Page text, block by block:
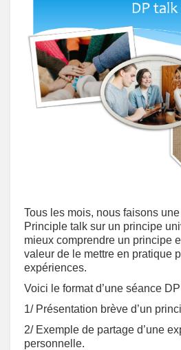
Tous les mois, nous faisons
Principle talk sur un principe
mieux comprendre un principe
valeur de le mettre en pratique
expériences.
Voici le format d’une séance
1/ Présentation brève d’un
2/ Exemple de partage d’une
personnelle.